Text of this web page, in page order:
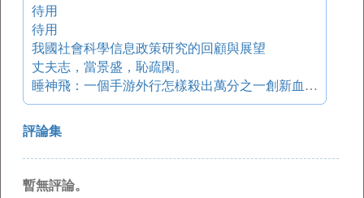
待用
待用
我國社會科學信息政策研究的回顧與展望
丈夫志，當景盛，恥疏閑。
睡神飛：一個手游外行怎樣殺出萬分之一創新血路（上篇）
評論集
暫無評論。